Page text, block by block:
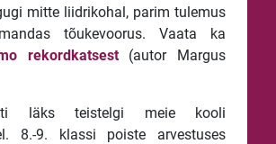
mitte liidrikohal, parim tulemus
tõukevoorus. Vaata ka
rekordkatsest(autor Margus
läks teistelgi meie kooli
8.-9. klassi poiste arvestuses